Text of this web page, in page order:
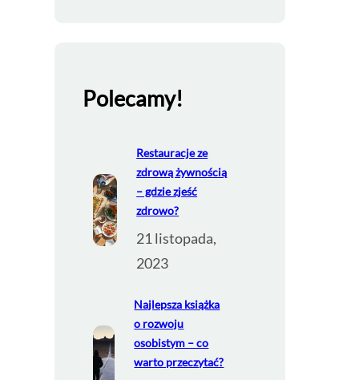
Polecamy!
Restauracje ze
zdrową żywnością
– gdzie zjeść
zdrowo?
21 listopada,
2023
Najlepsza książka
o rozwoju
osobistym – co
warto przeczytać?